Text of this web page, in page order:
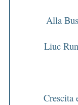
Alla
Liuc
Crescita